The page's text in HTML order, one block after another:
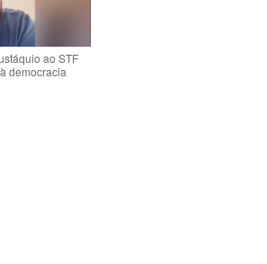
ao STF
democracia